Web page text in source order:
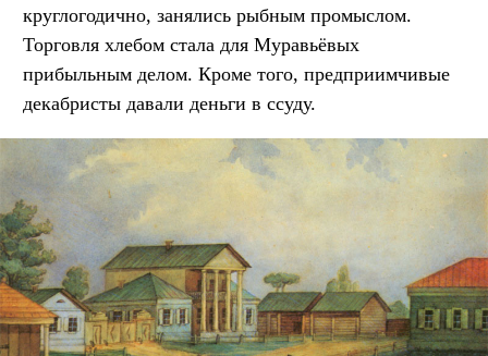
круглогодично, занялись рыбным промыслом.
Торговля хлебом стала для Муравьёвых
прибыльным делом. Кроме того, предприимчивые
декабристы давали деньги в ссуду.